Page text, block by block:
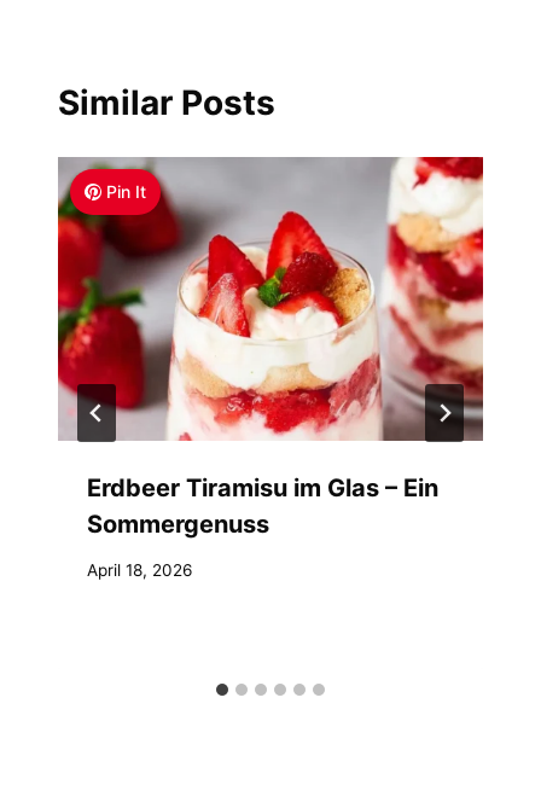
Similar Posts
Pin It
Erdbeer Tiramisu im Glas – Ein
Sommergenuss
April 18, 2026